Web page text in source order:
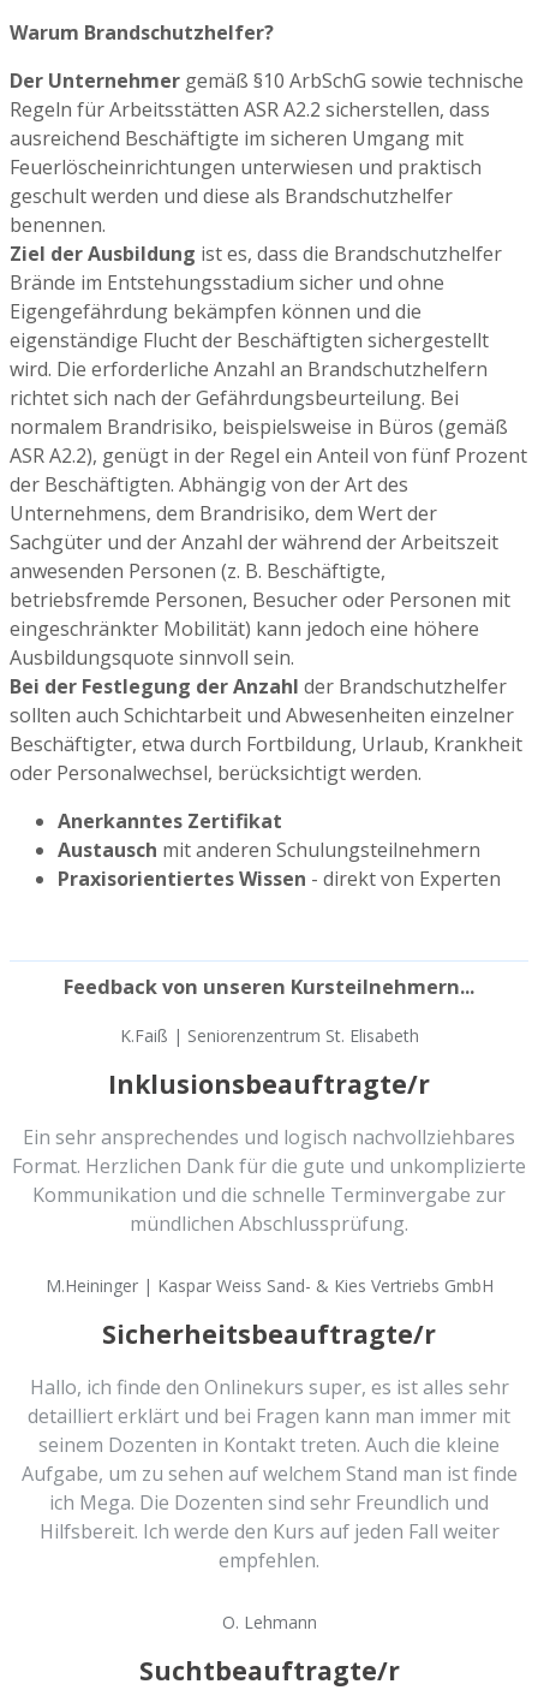
Warum Brandschutzhelfer?
Der Unternehmer gemäß §10 ArbSchG sowie technische
Regeln für Arbeitsstätten ASR A2.2 sicherstellen, dass
ausreichend Beschäftigte im sicheren Umgang mit
Feuerlöscheinrichtungen unterwiesen und praktisch
geschult werden und diese als Brandschutzhelfer
benennen.
Ziel der Ausbildung ist es, dass die Brandschutzhelfer
Brände im Entstehungsstadium sicher und ohne
Eigengefährdung bekämpfen können und die
eigenständige Flucht der Beschäftigten sichergestellt
wird. Die erforderliche Anzahl an Brandschutzhelfern
richtet sich nach der Gefährdungsbeurteilung. Bei
normalem Brandrisiko, beispielsweise in Büros (gemäß
ASR A2.2), genügt in der Regel ein Anteil von fünf Prozent
der Beschäftigten. Abhängig von der Art des
Unternehmens, dem Brandrisiko, dem Wert der
Sachgüter und der Anzahl der während der Arbeitszeit
anwesenden Personen (z. B. Beschäftigte,
betriebsfremde Personen, Besucher oder Personen mit
eingeschränkter Mobilität) kann jedoch eine höhere
Ausbildungsquote sinnvoll sein.
Bei der Festlegung der Anzahl der Brandschutzhelfer
sollten auch Schichtarbeit und Abwesenheiten einzelner
Beschäftigter, etwa durch Fortbildung, Urlaub, Krankheit
oder Personalwechsel, berücksichtigt werden.
Anerkanntes Zertifikat
Austausch mit anderen Schulungsteilnehmern
Praxisorientiertes Wissen - direkt von Experten
Feedback von unseren Kursteilnehmern...
K.Faiß | Seniorenzentrum St. Elisabeth
Inklusionsbeauftragte/r
Ein sehr ansprechendes und logisch nachvollziehbares
Format. Herzlichen Dank für die gute und unkomplizierte
Kommunikation und die schnelle Terminvergabe zur
mündlichen Abschlussprüfung.
M.Heininger | Kaspar Weiss Sand- & Kies Vertriebs GmbH
Sicherheitsbeauftragte/r
Hallo, ich finde den Onlinekurs super, es ist alles sehr
detailliert erklärt und bei Fragen kann man immer mit
seinem Dozenten in Kontakt treten. Auch die kleine
Aufgabe, um zu sehen auf welchem Stand man ist finde
ich Mega. Die Dozenten sind sehr Freundlich und
Hilfsbereit. Ich werde den Kurs auf jeden Fall weiter
empfehlen.
O. Lehmann
Suchtbeauftragte/r